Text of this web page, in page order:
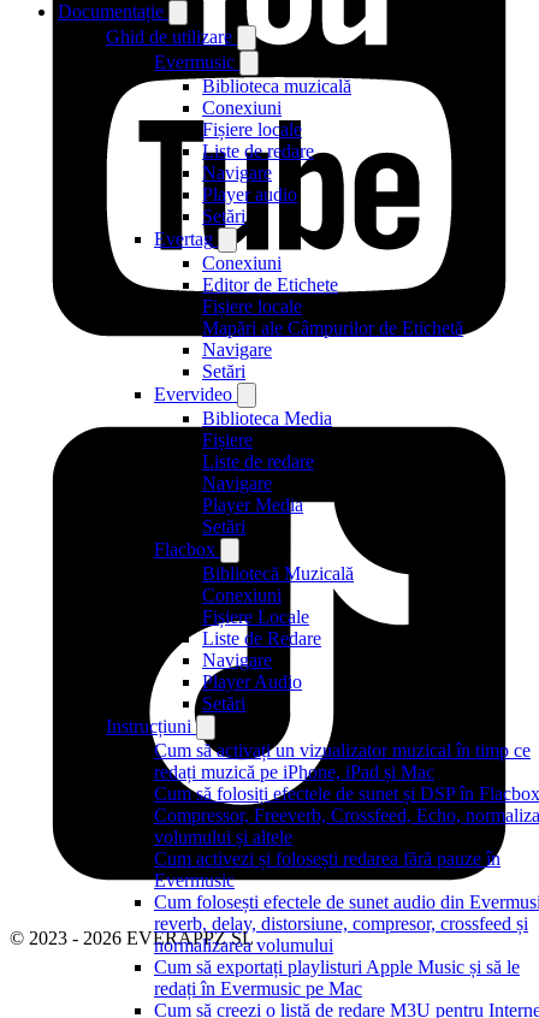
Documentație
Ghid de utilizare
Evermusic
Biblioteca muzicală
Conexiuni
Fișiere locale
Liste de redare
Navigare
Player audio
Setări
Evertag
Conexiuni
Editor de Etichete
Fișiere locale
Mapări ale Câmpurilor de Etichetă
Navigare
Setări
Evervideo
Biblioteca Media
Fișiere
Liste de redare
Navigare
Player Media
Setări
Flacbox
Bibliotecă Muzicală
Conexiuni
Fișiere Locale
Liste de Redare
Navigare
Player Audio
Setări
Instrucțiuni
Cum să activați un vizualizator muzical în timp ce
redați muzică pe iPhone, iPad și Mac
Cum să folosiți efectele de sunet și DSP în
Compressor, Freeverb, Crossfeed, Echo,
volumului și altele
Cum activezi și folosești redarea fără pauze în
Evermusic
Cum folosești efectele de sunet audio din
reverb, delay, distorsiune, compresor, crossfeed și
normalizarea volumului
Cum să exportați playlisturi Apple Music și să le
redați în Evermusic pe Mac
Cum să creezi o listă de redare M3U pentru
© 2023 - 2026 EVERAPPZ SL